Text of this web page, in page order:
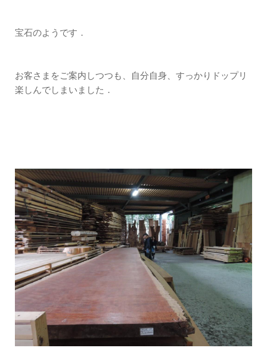
宝石のようです．
お客さまをご案内しつつも、自分自身、すっかりドップリ
楽しんでしまいました．